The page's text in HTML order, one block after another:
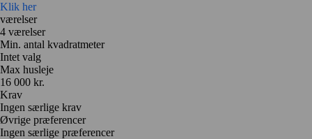
Klik her
værelser
4 værelser
Min. antal kvadratmeter
Intet valg
Max husleje
16 000 kr.
Krav
Ingen særlige krav
Øvrige præferencer
Ingen særlige præferencer